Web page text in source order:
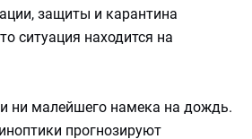
защиты и карантина
ситуация находится на
ни малейшего намека на дождь.
прогнозируют